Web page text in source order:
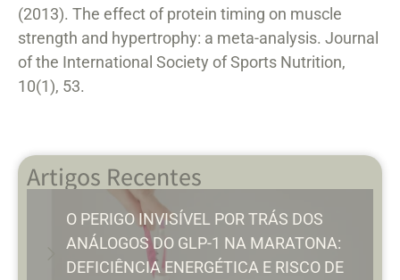
(2013). The effect of protein timing on muscle
strength and hypertrophy: a meta-analysis. Journal
of the International Society of Sports Nutrition,
10(1), 53.
Artigos Recentes
O PERIGO INVISÍVEL POR TRÁS DOS
ANÁLOGOS DO GLP-1 NA MARATONA:
DEFICIÊNCIA ENERGÉTICA E RISCO DE